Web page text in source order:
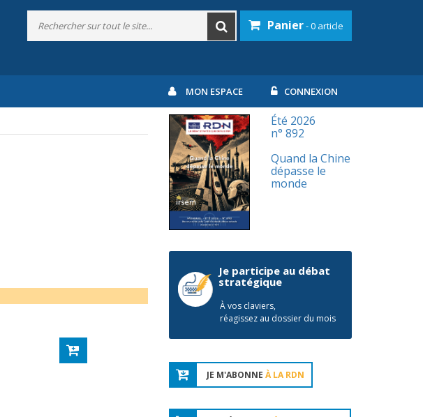
Panier- 0 article
MON ESPACE CONNEXION
Été 2026
n° 892
Quand la Chine
dépasse le
monde
Je participe au débat
stratégique
À vos claviers,
réagissez au dossier du mois
JE M'ABONNE À LA RDN